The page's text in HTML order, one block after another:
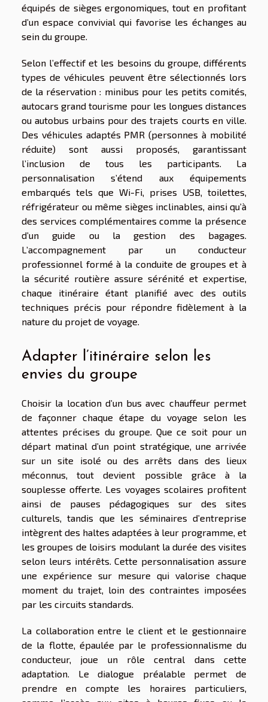
équipés de sièges ergonomiques, tout en profitant
d’un espace convivial qui favorise les échanges au
sein du groupe.
Selon l’effectif et les besoins du groupe, différents
types de véhicules peuvent être sélectionnés lors
de la réservation : minibus pour les petits comités,
autocars grand tourisme pour les longues distances
ou autobus urbains pour des trajets courts en ville.
Des véhicules adaptés PMR (personnes à mobilité
réduite) sont aussi proposés, garantissant
l’inclusion de tous les participants. La
personnalisation s’étend aux équipements
embarqués tels que Wi-Fi, prises USB, toilettes,
réfrigérateur ou même sièges inclinables, ainsi qu’à
des services complémentaires comme la présence
d’un guide ou la gestion des bagages.
L’accompagnement par un conducteur
professionnel formé à la conduite de groupes et à
la sécurité routière assure sérénité et expertise,
chaque itinéraire étant planifié avec des outils
techniques précis pour répondre fidèlement à la
nature du projet de voyage.
Adapter l’itinéraire selon les
envies du groupe
Choisir la location d’un bus avec chauffeur permet
de façonner chaque étape du voyage selon les
attentes précises du groupe. Que ce soit pour un
départ matinal d’un point stratégique, une arrivée
sur un site isolé ou des arrêts dans des lieux
méconnus, tout devient possible grâce à la
souplesse offerte. Les voyages scolaires profitent
ainsi de pauses pédagogiques sur des sites
culturels, tandis que les séminaires d’entreprise
intègrent des haltes adaptées à leur programme, et
les groupes de loisirs modulant la durée des visites
selon leurs intérêts. Cette personnalisation assure
une expérience sur mesure qui valorise chaque
moment du trajet, loin des contraintes imposées
par les circuits standards.
La collaboration entre le client et le gestionnaire
de la flotte, épaulée par le professionnalisme du
conducteur, joue un rôle central dans cette
adaptation. Le dialogue préalable permet de
prendre en compte les horaires particuliers,